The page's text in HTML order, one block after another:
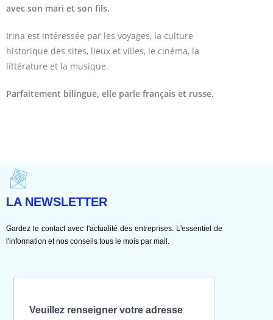
avec son mari et son fils.
Irina est intéressée par les voyages, la culture
historique des sites, lieux et villes, le cinéma, la
littérature et la musique.
Parfaitement bilingue, elle parle français et russe.
LA NEWSLETTER
Gardez le contact avec l'actualité des entreprises. L'essentiel de
l'information et nos conseils tous le mois par mail.
Veuillez renseigner votre adresse